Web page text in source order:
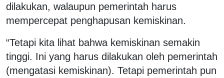
dilakukan, walaupun pemerintah harus
mempercepat penghapusan kemiskinan.
“Tetapi kita lihat bahwa kemiskinan semakin
tinggi. Ini yang harus dilakukan oleh pemerintah
(mengatasi kemiskinan). Tetapi pemerintah pun